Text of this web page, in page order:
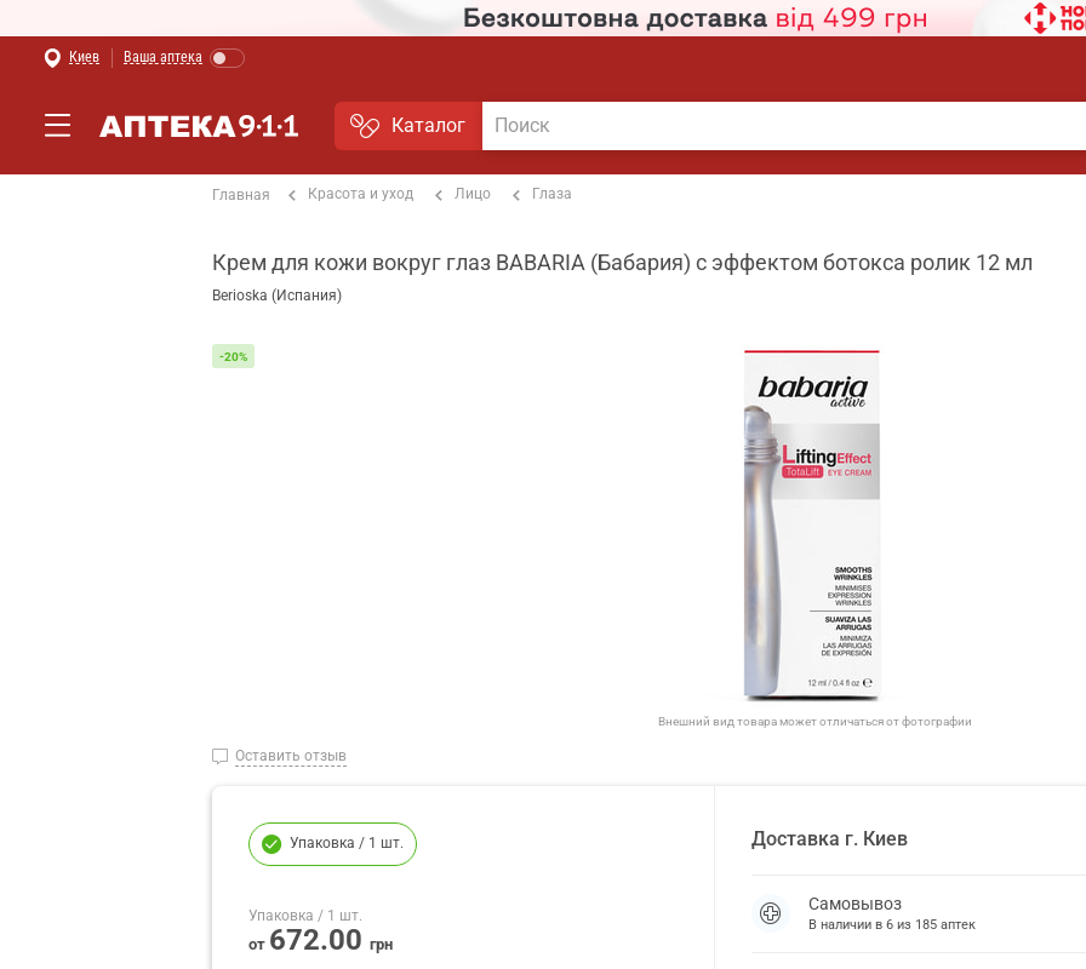
Киев Ваша аптека
Каталог
Главная Красота и уход Лицо Глаза
Крем для кожи вокруг глаз BABARIA (Бабария) с эффектом ботокса ролик 12 мл
Berioska (Испания)
-20%
Внешний вид товара может отличаться от фотографии
Оставить отзыв
Упаковка / 1 шт.
Упаковка / 1 шт.
от 672.00 грн
Доставка г. Киев
Самовывоз
В наличии в 6 из 185 аптек